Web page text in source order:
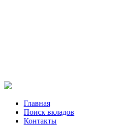
Главная
Поиск вкладов
Контакты